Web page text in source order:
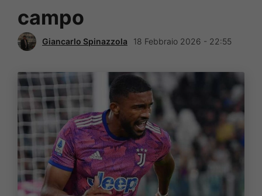
campo
Giancarlo Spinazzola 18 Febbraio 2026 - 22:55